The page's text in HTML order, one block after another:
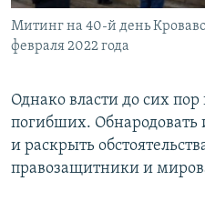
Митинг на 40-й день
февраля 2022 года
Однако власти до сих
погибших.
и раскрыть
правозащитники и